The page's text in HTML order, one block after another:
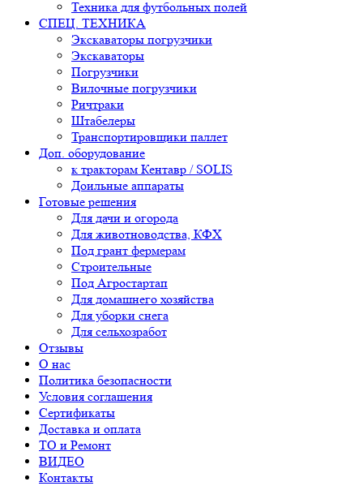
Техника для футбольных полей
СПЕЦ. ТЕХНИКА
Экскаваторы погрузчики
Экскаваторы
Погрузчики
Вилочные погрузчики
Ричтраки
Штабелеры
Транспортировщики паллет
Доп. оборудование
к тракторам Кентавр / SOLIS
Доильные аппараты
Готовые решения
Для дачи и огорода
Для животноводства, КФХ
Под грант фермерам
Строительные
Под Агростартап
Для домашнего хозяйства
Для уборки снега
Для сельхозработ
Отзывы
О нас
Политика безопасности
Условия соглашения
Сертификаты
Доставка и оплата
ТО и Ремонт
ВИДЕО
Контакты